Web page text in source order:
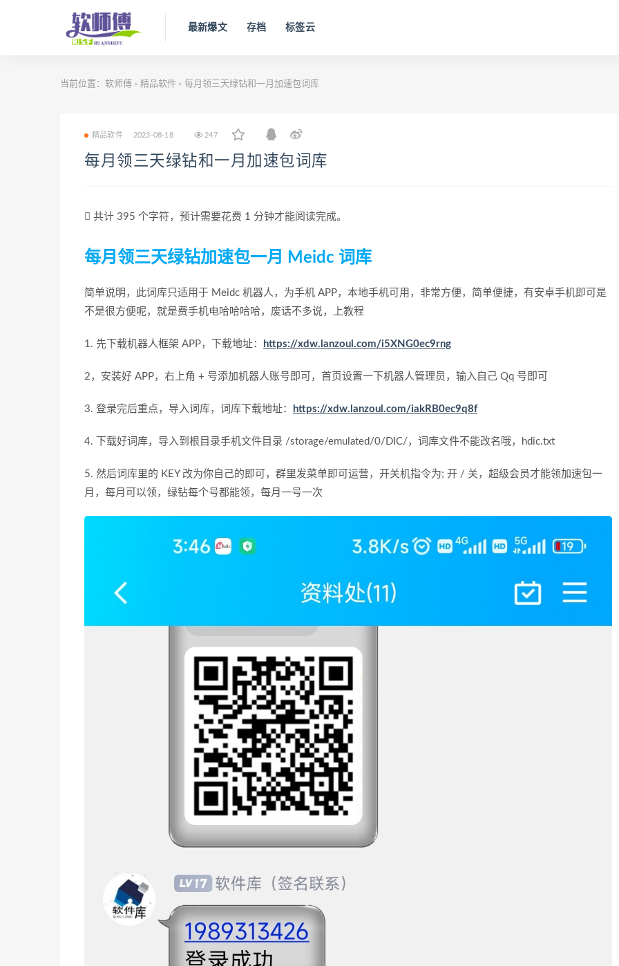
最新爆文 存档 标签云
当前位置： 软师傅 > 精品软件 > 每月领三天绿钻和一月加速包词库
精品软件 2023-08-18 247
每月领三天绿钻和一月加速包词库
共计 395 个字符，预计需要花费 1 分钟才能阅读完成。
每月领三天绿钻加速包一月 Meidc 词库
简单说明，此词库只适用于 Meidc 机器人，为手机 APP，本地手机可用，非常方便，简单便捷，有安卓手机即可是
不是很方便呢，就是费手机电哈哈哈哈，废话不多说，上教程
1. 先下载机器人框架 APP，下载地址： https://xdw.lanzoul.com/i5XNG0ec9rng
2，安装好 APP，右上角 + 号添加机器人账号即可，首页设置一下机器人管理员，输入自己 Qq 号即可
3. 登录完后重点，导入词库，词库下载地址： https://xdw.lanzoul.com/iakRB0ec9q8f
4. 下载好词库，导入到根目录手机文件目录 /storage/emulated/0/DIC/，词库文件不能改名哦，hdic.txt
5. 然后词库里的 KEY 改为你自己的即可，群里发菜单即可运营，开关机指令为; 开 / 关，超级会员才能领加速包一
月，每月可以领，绿钻每个号都能领，每月一号一次